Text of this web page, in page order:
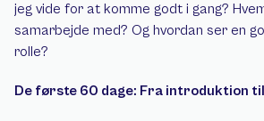
jeg vide for at komme godt i gang?
samarbejde med? Og hvordan ser en
rolle?
De første 60 dage: Fra introduktion